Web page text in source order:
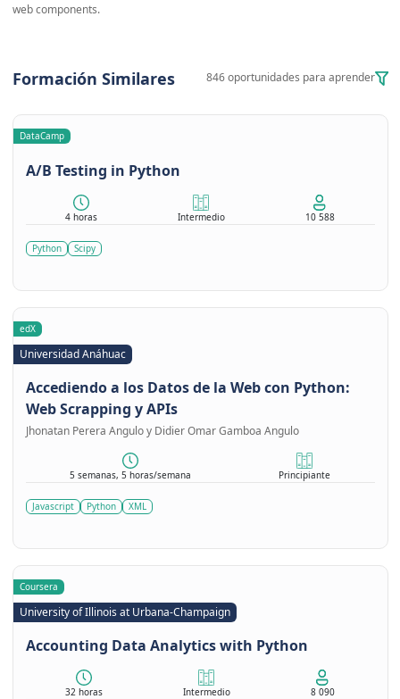
web components.
Formación Similares 846 oportunidades para aprender
DataCamp
A/B Testing in Python
4 horas Intermedio 10 588
Python Scipy
edX
Universidad Anáhuac
Accediendo a los Datos de la Web con Python:
Web Scrapping y APIs
Jhonatan Perera Angulo y Didier Omar Gamboa Angulo
5 semanas, 5 horas/semana Principiante
Javascript Python XML
Coursera
University of Illinois at Urbana-Champaign
Accounting Data Analytics with Python
32 horas Intermedio 8 090